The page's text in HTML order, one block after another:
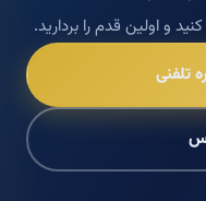
و اولین قدم را بردارید.
تلفنی